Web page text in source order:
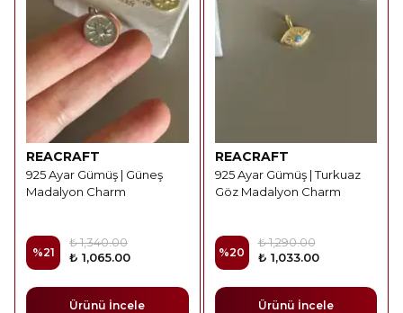
REACRAFT
925 Ayar Gümüş | Güneş
Madalyon Charm
%21
₺ 1,340.00
₺ 1,065.00
Ürünü İncele
REACRAFT
925 Ayar Gümüş | Turkuaz
Göz Madalyon Charm
%20
₺ 1,290.00
₺ 1,033.00
Ürünü İncele